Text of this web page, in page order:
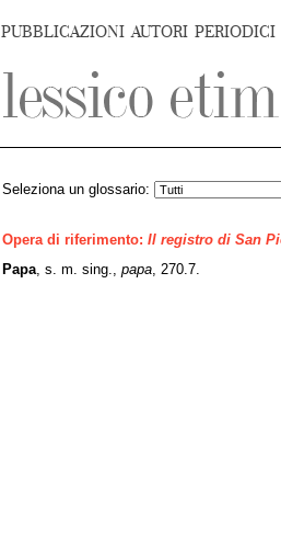
PUBBLICAZIONI AUTORI PERIODICI
Seleziona un glossario:
Opera di riferimento: Il registro di San
Papa , s. m. sing., papa , 270.7.